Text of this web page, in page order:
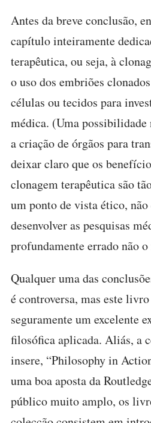
Antes da breve conclusão,
capítulo inteiramente
terapêutica, ou seja, à
o uso dos embriões
células ou tecidos para
médica. (Uma
a criação de órgãos para
deixar claro que os
clonagem terapêutica são
um ponto de vista ético, não
desenvolver as pesquisas
profundamente errado não o
Qualquer uma das
é controversa, mas este
seguramente um excelente
filosófica aplicada. Aliás, a
insere, “Philosophy in
uma boa aposta da
público muito amplo, os